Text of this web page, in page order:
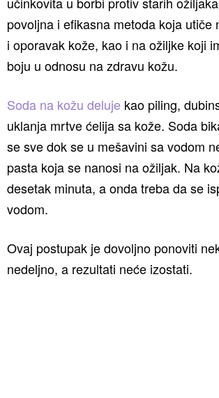
povoljna i efikasna metoda koja utiče
i oporavak kože, kao i na ožiljke koji
boju u odnosu na zdravu kožu.
Soda na kožu deluje kao piling,
uklanja mrtve ćelija sa kože. Soda
se sve dok se u mešavini sa vodom
pasta koja se nanosi na ožiljak. Na
desetak minuta, a onda treba da se
vodom.
Ovaj postupak je dovoljno ponoviti
nedeljno, a rezultati neće izostati.